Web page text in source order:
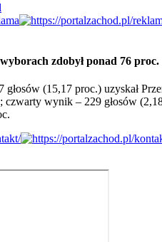
zdobył ponad 76 proc.
(15,17 proc.) uzyskał
wynik – 229 głosów